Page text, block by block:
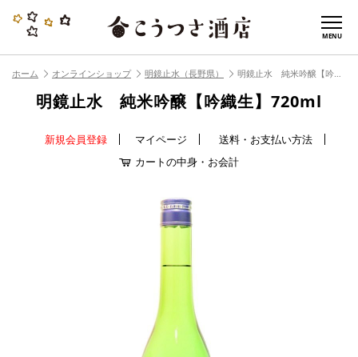
MENU
ホーム オンラインショップ 明鏡止水（長野県）
明鏡止水 純米吟醸【吟織生】720ml
新規会員登録 マイページ
送料・お支払い方法
カートの中身・お会計